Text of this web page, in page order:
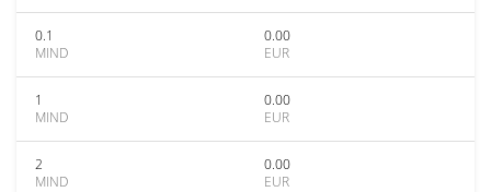
0.1
MIND
0.00
EUR
1
MIND
0.00
EUR
2
MIND
0.00
EUR